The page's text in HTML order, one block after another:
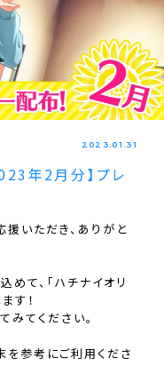
2023.01.31
年2月分】プレ
いただき、ありがと
て、｢ハチナイオリ
す！
みてください。
参考にご利用くださ